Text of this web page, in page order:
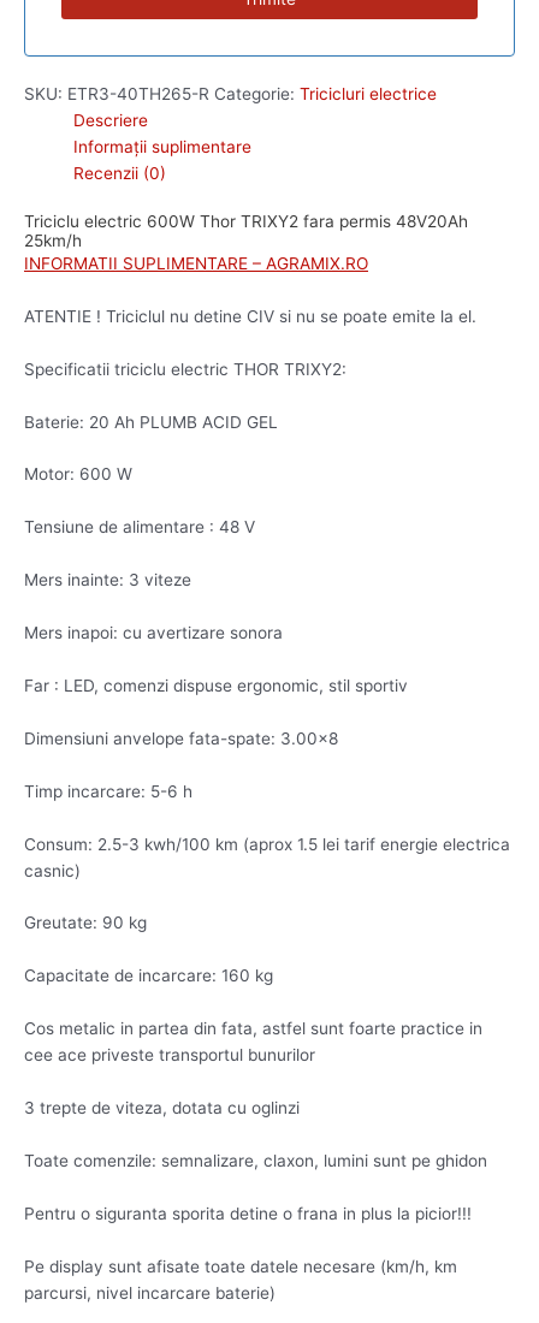
SKU: ETR3-40TH265-R Categorie: Tricicluri electrice
Descriere
Informații suplimentare
Recenzii (0)
Triciclu electric 600W Thor TRIXY2 fara permis 48V20Ah
25km/h
INFORMATII SUPLIMENTARE – AGRAMIX.RO
ATENTIE ! Triciclul nu detine CIV si nu se poate emite la el.
Specificatii triciclu electric THOR TRIXY2:
Baterie: 20 Ah PLUMB ACID GEL
Motor: 600 W
Tensiune de alimentare : 48 V
Mers inainte: 3 viteze
Mers inapoi: cu avertizare sonora
Far : LED, comenzi dispuse ergonomic, stil sportiv
Dimensiuni anvelope fata-spate: 3.00×8
Timp incarcare: 5-6 h
Consum: 2.5-3 kwh/100 km (aprox 1.5 lei tarif energie electrica
casnic)
Greutate: 90 kg
Capacitate de incarcare: 160 kg
Cos metalic in partea din fata, astfel sunt foarte practice in
cee ace priveste transportul bunurilor
3 trepte de viteza, dotata cu oglinzi
Toate comenzile: semnalizare, claxon, lumini sunt pe ghidon
Pentru o siguranta sporita detine o frana in plus la picior!!!
Pe display sunt afisate toate datele necesare (km/h, km
parcursi, nivel incarcare baterie)